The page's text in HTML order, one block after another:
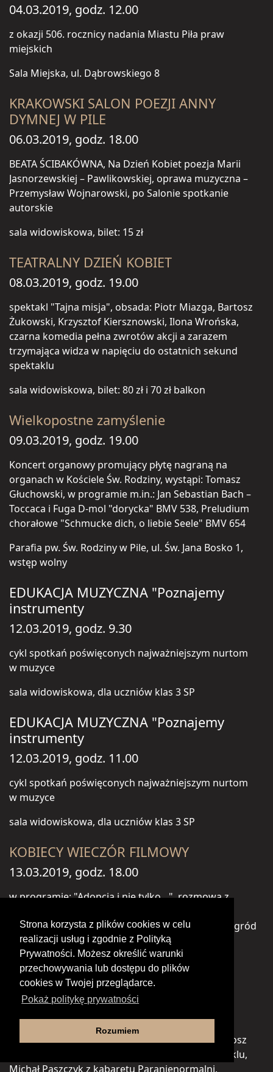
Strona korzysta z plików cookies w celu
realizacji usług i zgodnie z Polityką
Prywatności. Możesz określić warunki
przechowywania lub dostępu do plików
cookies w Twojej przeglądarce.
Pokaż politykę prywatności
Rozumiem
04.03.2019, godz. 12.00
z okazji 506. rocznicy nadania Miastu Piła praw
miejskich
Sala Miejska, ul. Dąbrowskiego 8
KRAKOWSKI SALON POEZJI ANNY
DYMNEJ W PILE
06.03.2019, godz. 18.00
BEATA ŚCIBAKÓWNA, Na Dzień Kobiet poezja Marii
Jasnorzewskiej – Pawlikowskiej, oprawa muzyczna –
Przemysław Wojnarowski, po Salonie spotkanie
autorskie
sala widowiskowa, bilet: 15 zł
TEATRALNY DZIEŃ KOBIET
08.03.2019, godz. 19.00
spektakl "Tajna misja", obsada: Piotr Miazga, Bartosz
Żukowski, Krzysztof Kiersznowski, Ilona Wrońska,
czarna komedia pełna zwrotów akcji a zarazem
trzymająca widza w napięciu do ostatnich sekund
spektaklu
sala widowiskowa, bilet: 80 zł i 70 zł balkon
Wielkopostne zamyślenie
09.03.2019, godz. 19.00
Koncert organowy promujący płytę nagraną na
organach w Kościele Św. Rodziny, wystąpi: Tomasz
Głuchowski, w programie m.in.: Jan Sebastian Bach –
Toccaca i Fuga D-mol "dorycka" BMV 538, Preludium
chorałowe "Schmucke dich, o liebie Seele" BMV 654
Parafia pw. Św. Rodziny w Pile, ul. Św. Jana Bosko 1,
wstęp wolny
EDUKACJA MUZYCZNA "Poznajemy
instrumenty
12.03.2019, godz. 9.30
cykl spotkań poświęconych najważniejszym nurtom
w muzyce
sala widowiskowa, dla uczniów klas 3 SP
EDUKACJA MUZYCZNA "Poznajemy
instrumenty
12.03.2019, godz. 11.00
cykl spotkań poświęconych najważniejszym nurtom
w muzyce
sala widowiskowa, dla uczniów klas 3 SP
KOBIECY WIECZÓR FILMOWY
13.03.2019, godz. 18.00
w programie: "Adopcja i nie tylko…", rozmowa z
Ośrodka Adopcyjnego w Poznaniu, losowanie nagród
i projekcja filmu "Miszmasz czyli Kogel Mogel 3"
Kino "KORAL", bilet: 15 zł
Telewizja kłamie
16.03.2019, godz. 18.00
obsada: Tamara Arciuch, Adam Fidusiewicz, Bartosz
Opania, Bartłomiej Kasprzykowski; Autor spektaklu,
Michał Paszczyk z kabaretu Paranienormalni,